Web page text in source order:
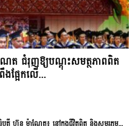
ត ជំរុញឱ្យបណ្តុះសមត្ថភាពពិត
ផ្អែកលើ...